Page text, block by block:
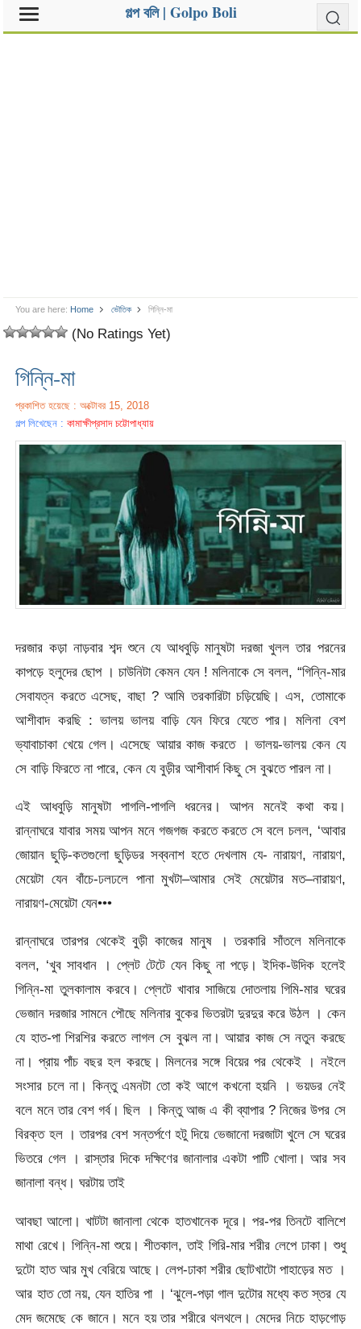
গল্প বলি | Golpo Boli
You are here: Home ভৌতিক গিন্নি-মা
(No Ratings Yet)
গিন্নি-মা
প্রকাশিত হয়েছে : অক্টোবর 15, 2018
গল্প লিখেছেন :কামাক্ষীপ্রসাদ চট্টোপাধ্যায়
দরজার কড়া নাড়বার শব্দ শুনে যে আধবুড়ি মানুষটা দরজা খুলল তার পরনের
কাপড়ে হলুদের ছোপ । চাউনিটা কেমন যেন ! মলিনাকে সে বলল, “গিন্নি-মার
সেবাযত্ন করতে এসেছ, বাছা ? আমি তরকারিটা চড়িয়েছি। এস, তোমাকে
আশীবাদ করছি : ভালয় ভালয় বাড়ি যেন ফিরে যেতে পার। মলিনা বেশ
ভ্যাবাচাকা খেয়ে গেল। এসেছে আয়ার কাজ করতে । ভালয়-ভালয় কেন যে
সে বাড়ি ফিরতে না পারে, কেন যে বুড়ীর আশীবার্দ কিছু সে বুঝতে পারল না।
এই আধবুড়ি মানুষটা পাগলি-পাগলি ধরনের। আপন মনেই কথা কয়।
রান্নাঘরে যাবার সময় আপন মনে গজগজ করতে করতে সে বলে চলল, ‘আবার
জোয়ান ছুড়ি-কতগুলো ছুড়িডর সব্বনাশ হতে দেখলাম যে- নারায়ণ, নারায়ণ,
মেয়েটা যেন বাঁচে-ঢলঢলে পানা মুখটা–আমার সেই মেয়েটার মত–নারায়ণ,
নারায়ণ-মেয়েটা যেন•••
রান্নাঘরে তারপর থেকেই বুড়ী কাজের মানুষ । তরকারি সাঁতলে মলিনাকে
বলল, ‘খুব সাবধান । প্লেট টেটে যেন কিছু না পড়ে। ইদিক-উদিক হলেই
গিন্নি-মা তুলকালাম করবে। প্লেটে খাবার সাজিয়ে দোতলায় গিমি-মার ঘরের
ভেজান দরজার সামনে পৌছে মলিনার বুকের ভিতরটা দুরদুর করে উঠল । কেন
যে হাত-পা শিরশির করতে লাগল সে বুঝল না। আয়ার কাজ সে নতুন করছে
না। প্রায় পাঁচ বছর হল করছে। মিলনের সঙ্গে বিয়ের পর থেকেই । নইলে
সংসার চলে না। কিন্তু এমনটা তো কই আগে কখনো হয়নি । ভয়ডর নেই
বলে মনে তার বেশ গর্ব। ছিল । কিন্তু আজ এ কী ব্যাপার ? নিজের উপর সে
বিরক্ত হল । তারপর বেশ সন্তৰ্পণে হটু দিয়ে ভেজানো দরজাটা খুলে সে ঘরের
ভিতরে গেল । রাস্তার দিকে দক্ষিণের জানালার একটা পাটি খোলা। আর সব
জানালা বন্ধ। ঘরটায় তাই
আবছা আলো। খাটটা জানালা থেকে হাতখানেক দূরে। পর-পর তিনটে বালিশে
মাথা রেখে। গিন্নি-মা শুয়ে। শীতকাল, তাই গিরি-মার শরীর লেপে ঢাকা। শুধু
দুটো হাত আর মুখ বেরিয়ে আছে। লেপ-ঢাকা শরীর ছোটখাটো পাহাড়ের মত ।
আর হাত তো নয়, যেন হাতির পা । ‘ঝুলে-পড়া গাল দুটোর মধ্যে কত স্তর যে
মেদ জমেছে কে জানে। মনে হয় তার শরীরে থলথলে। মেদের নিচে হাড়গোড়